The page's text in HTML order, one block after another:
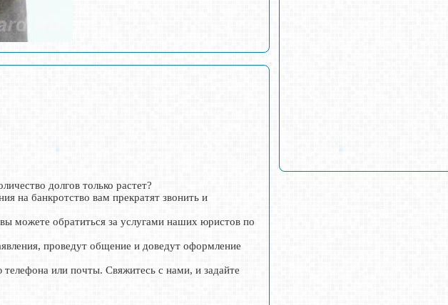
долгов только растет?
на банкротство вам прекратят звонить и
можете обратиться за услугами наших юристов по
проведут общение и доведут оформление
или почты. Свяжитесь с нами, и задайте